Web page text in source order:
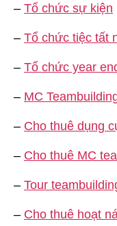
– Tổ chức sự kiện
– Tổ chức tiệc tất
– Tổ chức year
– MC
– Cho thuê dụng
– Cho thuê MC
– Tour
– Cho thuê hoạt